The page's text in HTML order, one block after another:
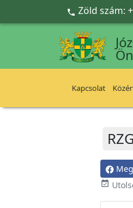
Ugrás a fő tartalomra
 Zöld szám:
Kapcsolat
event_available